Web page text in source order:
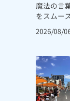
魔法の言
をスムー
2026/08/